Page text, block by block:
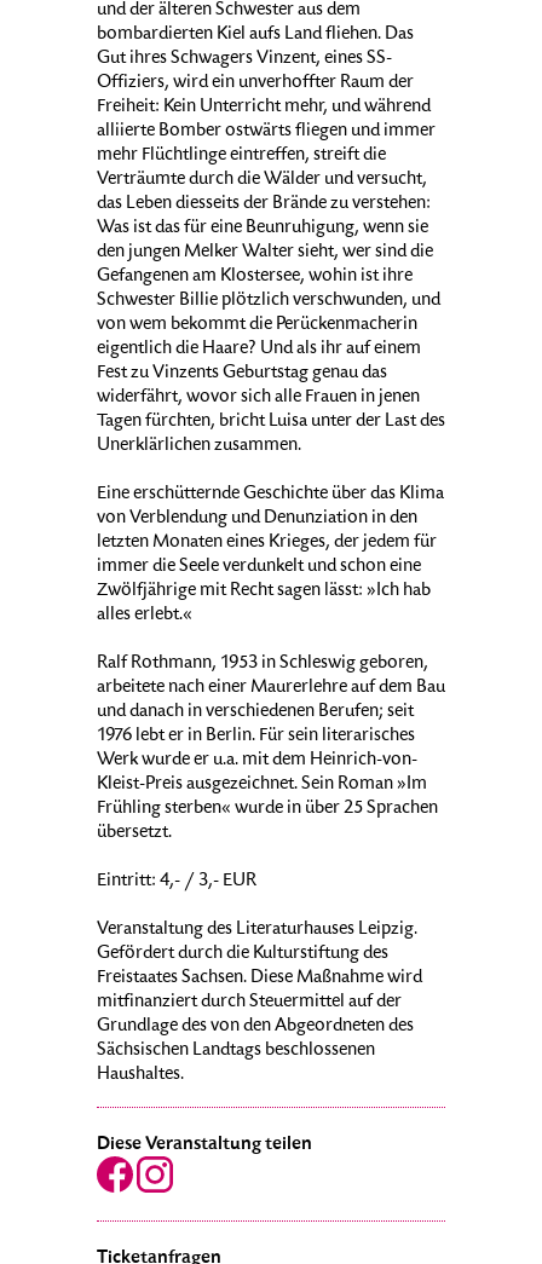
und der älteren Schwester aus dem
bombardierten Kiel aufs Land fliehen. Das
Gut ihres Schwagers Vinzent, eines SS-
Offiziers, wird ein unverhoffter Raum der
Freiheit: Kein Unterricht mehr, und während
alliierte Bomber ostwärts fliegen und immer
mehr Flüchtlinge eintreffen, streift die
Verträumte durch die Wälder und versucht,
das Leben diesseits der Brände zu verstehen:
Was ist das für eine Beunruhigung, wenn sie
den jungen Melker Walter sieht, wer sind die
Gefangenen am Klostersee, wohin ist ihre
Schwester Billie plötzlich verschwunden, und
von wem bekommt die Perückenmacherin
eigentlich die Haare? Und als ihr auf einem
Fest zu Vinzents Geburtstag genau das
widerfährt, wovor sich alle Frauen in jenen
Tagen fürchten, bricht Luisa unter der Last des
Unerklärlichen zusammen.
Eine erschütternde Geschichte über das Klima
von Verblendung und Denunziation in den
letzten Monaten eines Krieges, der jedem für
immer die Seele verdunkelt und schon eine
Zwölfjährige mit Recht sagen lässt: »Ich hab
alles erlebt.«
Ralf Rothmann, 1953 in Schleswig geboren,
arbeitete nach einer Maurerlehre auf dem Bau
und danach in verschiedenen Berufen; seit
1976 lebt er in Berlin. Für sein literarisches
Werk wurde er u.a. mit dem Heinrich-von-
Kleist-Preis ausgezeichnet. Sein Roman »Im
Frühling sterben« wurde in über 25 Sprachen
übersetzt.
Eintritt: 4,- / 3,- EUR
Veranstaltung des Literaturhauses Leipzig.
Gefördert durch die Kulturstiftung des
Freistaates Sachsen. Diese Maßnahme wird
mitfinanziert durch Steuermittel auf der
Grundlage des von den Abgeordneten des
Sächsischen Landtags beschlossenen
Haushaltes.
Diese Veranstaltung teilen
Ticketanfragen